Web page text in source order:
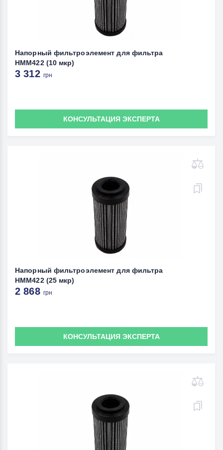
Напорный фильтроэлемент для фильтра
HMM422 (10 мкр)
3 312 грн
КОНСУЛЬТАЦИЯ ЭКСПЕРТА
Напорный фильтроэлемент для фильтра
HMM422 (25 мкр)
2 868 грн
КОНСУЛЬТАЦИЯ ЭКСПЕРТА